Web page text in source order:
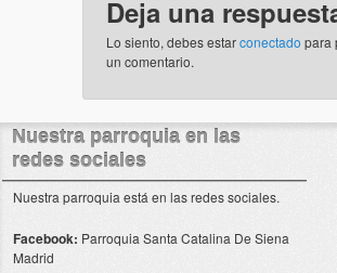
Deja una
Lo siento, debes estarconectado para
un comentario.
Nuestra parroquia en las
redes sociales
Nuestra parroquia está en las redes sociales.
Facebook: Parroquia Santa Catalina De Siena
Madrid